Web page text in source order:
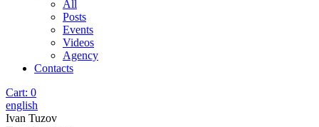
All
Posts
Events
Videos
Agency
Contacts
Cart: 0
english
Ivan Tuzov